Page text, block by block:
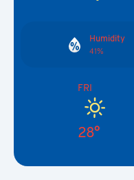
Humidity
41%
FRI
28°